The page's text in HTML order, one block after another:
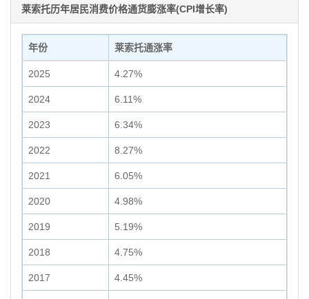
莱索托历年居民消费价格通货膨涨率(CPI增长率)
年份 莱索托通涨率
2025 4.27%
2024 6.11%
2023 6.34%
2022 8.27%
2021 6.05%
2020 4.98%
2019 5.19%
2018 4.75%
2017 4.45%